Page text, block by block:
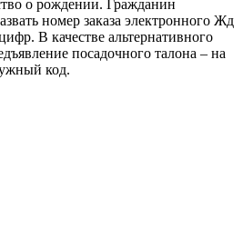
о рождении. Гражданин
номер заказа электронного Жд
В качестве альтернативного
посадочного талона – на
код.